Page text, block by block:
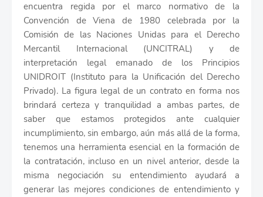
encuentra regida por el marco normativo de la
Convención de Viena de 1980 celebrada por la
Comisión de las Naciones Unidas para el Derecho
Mercantil Internacional (UNCITRAL) y de
interpretación legal emanado de los Principios
UNIDROIT (Instituto para la Unificación del Derecho
Privado). La figura legal de un contrato en forma nos
brindará certeza y tranquilidad a ambas partes, de
saber que estamos protegidos ante cualquier
incumplimiento, sin embargo, aún más allá de la forma,
tenemos una herramienta esencial en la formación de
la contratación, incluso en un nivel anterior, desde la
misma negociación su entendimiento ayudará a
generar las mejores condiciones de entendimiento y